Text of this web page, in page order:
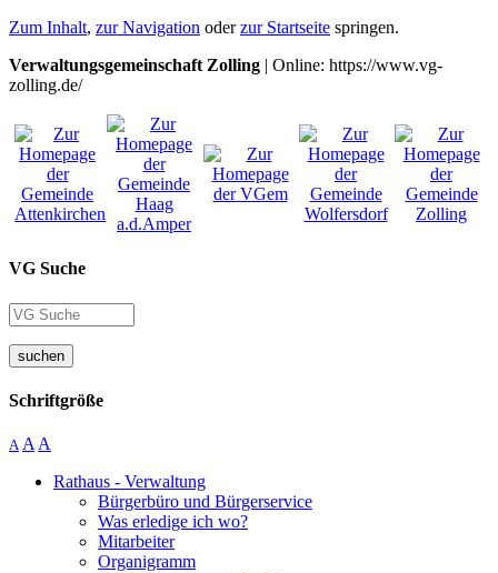
Zum Inhalt, zur Navigation oderzur Startseite springen.
Verwaltungsgemeinschaft Zolling | Online: https://www.vg-
zolling.de/
VG Suche
suchen
Schriftgröße
A A A
Rathaus - Verwaltung
Bürgerbüro und Bürgerservice
Was erledige ich wo?
Mitarbeiter
Organigramm